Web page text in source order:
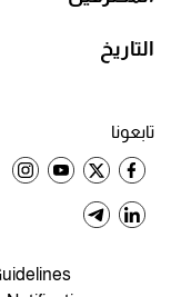
تابعونا
التاريخ